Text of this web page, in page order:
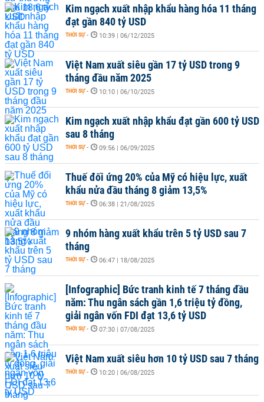
Kim ngạch xuất nhập khẩu hàng hóa 11 tháng
đạt gần 840 tỷ USD
THỜI SỰ - 10:39 | 06/12/2025
Việt Nam xuất siêu gần 17 tỷ USD trong 9
tháng đầu năm 2025
THỜI SỰ - 10:10 | 06/10/2025
Kim ngạch xuất nhập khẩu đạt gần 600 tỷ USD
sau 8 tháng
THỜI SỰ - 09:56 | 06/09/2025
Thuế đối ứng 20% của Mỹ có hiệu lực, xuất
khẩu nửa đầu tháng 8 giảm 13,5%
THỜI SỰ - 06:38 | 21/08/2025
9 nhóm hàng xuất khẩu trên 5 tỷ USD sau 7
tháng
THỜI SỰ - 06:47 | 18/08/2025
[Infographic] Bức tranh kinh tế 7 tháng đầu
năm: Thu ngân sách gần 1,6 triệu tỷ đồng,
giải ngân vốn FDI đạt 13,6 tỷ USD
THỜI SỰ - 07:30 | 07/08/2025
Việt Nam xuất siêu hơn 10 tỷ USD sau 7 tháng
THỜI SỰ - 10:20 | 06/08/2025